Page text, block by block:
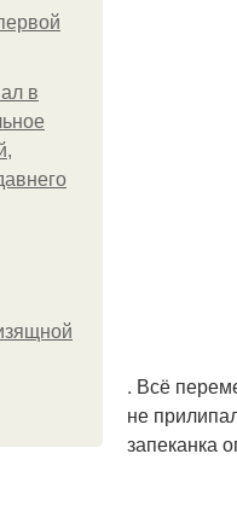
в
. Всё
не
запеканка